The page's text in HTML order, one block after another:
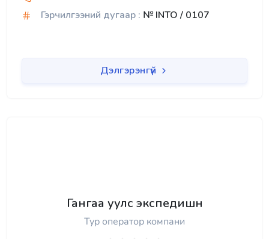
Гэрчилгээний дугаар : № INTO / 0107
Дэлгэрэнгүй
Гангаа уулс экспедишн
Тур оператор компани